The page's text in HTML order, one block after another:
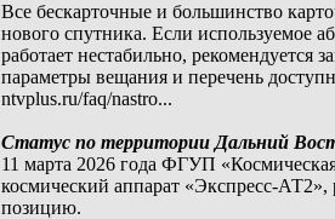
Все бескарточные и большинство
нового спутника. Если используемое
работает нестабильно, рекомендуется
параметры вещания и перечень
ntvplus.ru/faq/nastro...
Статус по территории Дальний
11 марта 2026 года ФГУП
космический аппарат «Экспресс-
позицию.